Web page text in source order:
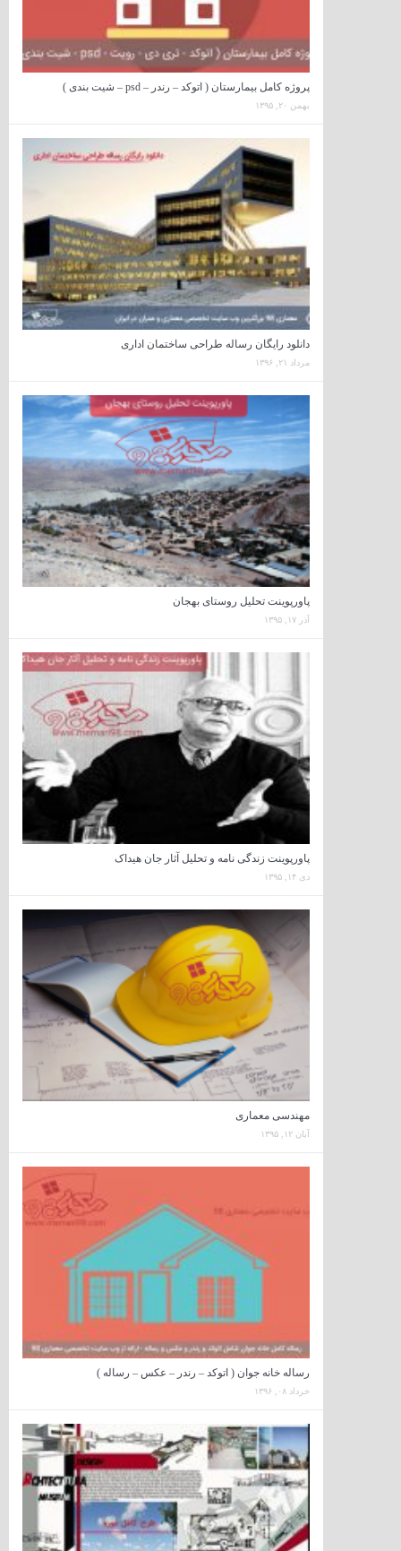
پروژه کامل بیمارستان ( اتوکد – رندر – psd – شیت بندی )
بهمن ۲۰, ۱۳۹۵
دانلود رایگان رساله طراحی ساختمان اداری
مرداد ۲۱, ۱۳۹۶
پاورپوینت تحلیل روستای بهجان
آذر ۱۷, ۱۳۹۵
پاورپوینت زندگی نامه و تحلیل آثار جان هیداک
دی ۱۴, ۱۳۹۵
مهندسی معماری
آبان ۱۲, ۱۳۹۵
رساله خانه جوان ( اتوکد – رندر – عکس – رساله )
خرداد ۰۸, ۱۳۹۶